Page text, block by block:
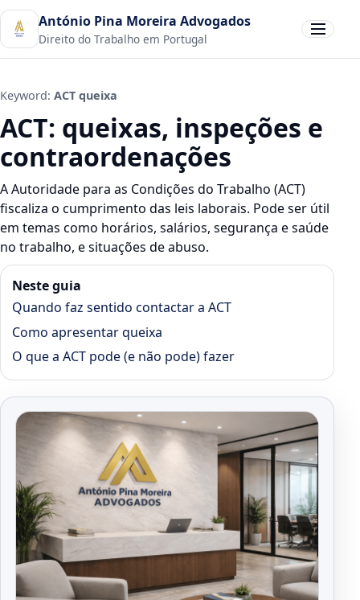
António Pina Moreira Advogados
Direito do Trabalho em Portugal Abrir menu
Keyword: ACT queixa
ACT: queixas, inspeções e
contraordenações
A Autoridade para as Condições do Trabalho (ACT)
fiscaliza o cumprimento das leis laborais. Pode ser útil
em temas como horários, salários, segurança e saúde
no trabalho, e situações de abuso.
Neste guia
Quando faz sentido contactar a ACT
Como apresentar queixa
O que a ACT pode (e não pode) fazer